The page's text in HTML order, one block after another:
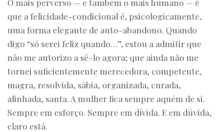
que a felicidade-condicional é, psicologicamente,
uma forma elegante de auto-abandono. Quando
digo “só serei feliz quando…”, estou a admitir que
não me autorizo a sê-lo agora; que ainda não me
tornei suficientemente merecedora, competente,
magra, resolvida, sábia, organizada, curada,
alinhada, santa. A mulher fica sempre aquém de si.
Sempre em esforço. Sempre em dívida. E em dúvida,
claro está.